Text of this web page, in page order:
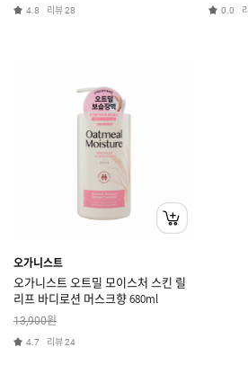
4.8 리뷰28 0.0
오가니스트
오가니스트 오트밀 모이스처 스킨 릴
리프 바디로션 머스크향 680ml
13,900원
4.7 리뷰24